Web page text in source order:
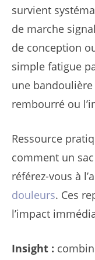
survient
de marche
de conception
simple fatigue
une
rembourré ou
Ressource
comment un
référez-vous à
douleurs. Ces
l’impact
Insight :